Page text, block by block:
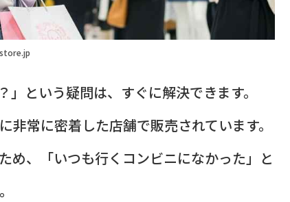
」という疑問は、すぐに解決できます。
常に密着した店舗で販売されています。
め、「いつも行くコンビニになかった」と